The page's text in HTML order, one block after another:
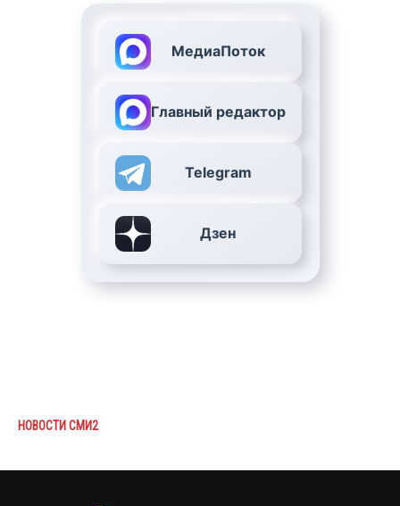
МедиаПоток
Главный редактор
Telegram
Дзен
НОВОСТИ СМИ2